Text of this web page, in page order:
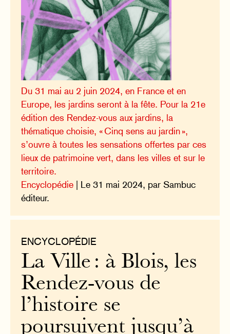
Du 31 mai au 2 juin 2024, en France et en
Europe, les jardins seront à la fête. Pour la 21e
édition des Rendez-vous aux jardins, la
thématique choisie, « Cinq sens au jardin »,
s’ouvre à toutes les sensations offertes par ces
lieux de patrimoine vert, dans les villes et sur le
territoire.
Encyclopédie | Le 31 mai 2024, par Sambuc
éditeur.
ENCYCLOPÉDIE
La Ville : à Blois, les
Rendez-vous de
l’histoire se
poursuivent jusqu’à